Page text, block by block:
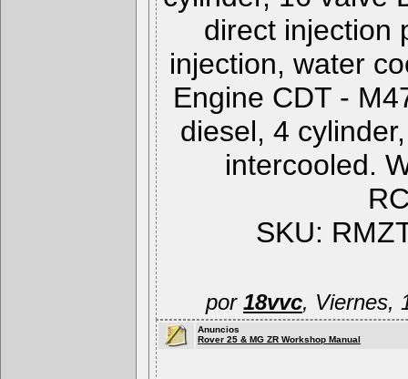
direct injection
injection, water
Engine CDT -
diesel, 4
intercooled.
SKU:
por 18vvc, Viernes,
Anuncios
Rover 25 & MG ZR Workshop Manual